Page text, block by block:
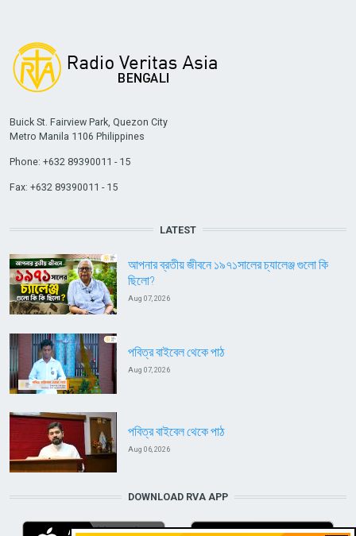
Buick St. Fairview Park, Quezon City
Metro Manila 1106 Philippines
Phone: +632 89390011 - 15
Fax: +632 89390011 - 15
LATEST
আপনার ব্রতীয় জীবনে ১৯৭১সালের চ্যালেঞ্জ গুলো কি
ছিলো?
Aug 07, 2026
পবিত্র বাইবেল থেকে পাঠ
Aug 07, 2026
পবিত্র বাইবেল থেকে পাঠ
Aug 06, 2026
DOWNLOAD RVA APP